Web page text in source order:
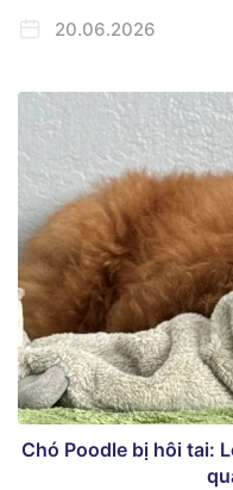
20.06.2026
Chó Poodle bị hôi tai: